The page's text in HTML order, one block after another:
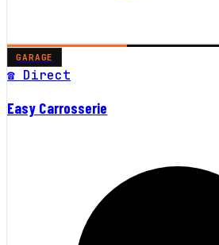
GARAGE
☎ Direct
Easy Carrosserie